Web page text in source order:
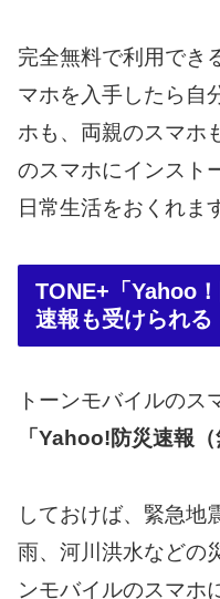
完全無料で利用でき
マホを入手したら自
ホも、両親のスマホ
のスマホにインスト
日常生活をおくれま
TONE+「Yahoo
速報も受けられる
トーンモバイルのス
「Yahoo!防災速報
しておけば、緊急地
雨、河川洪水などの
ンモバイルのスマホ